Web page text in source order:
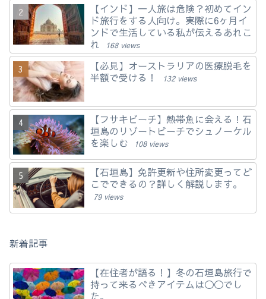
【インド】一人旅は危険？初めてイン
ド旅行をする人向け。実際に6ヶ月イ
ンドで生活している私が伝えるあれこ
れ
168 views
【必見】オーストラリアの医療脱毛を
半額で受ける！
132 views
【フサキビーチ】熱帯魚に会える！石
垣島のリゾートビーチでシュノーケル
を楽しむ
108 views
【石垣島】免許更新や住所変更ってど
こでできるの？詳しく解説します。
79 views
新着記事
【在住者が語る！】冬の石垣島旅行で
持って来るべきアイテムは◯◯でし
た。